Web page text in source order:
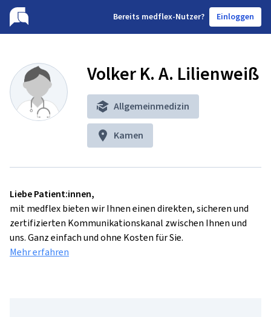
Bereits medflex-Nutzer? Einloggen
Volker K. A. Lilienweiß
Allgemeinmedizin
Kamen
Liebe Patient:innen,
mit medflex bieten wir Ihnen einen direkten, sicheren und
zertifizierten Kommunikationskanal zwischen Ihnen und
uns. Ganz einfach und ohne Kosten für Sie.
Mehr erfahren